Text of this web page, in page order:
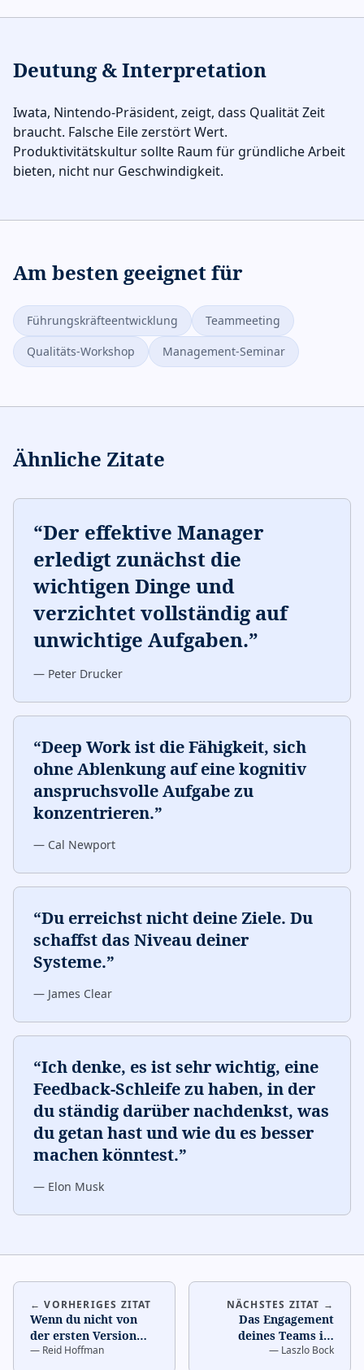
Deutung & Interpretation
Iwata, Nintendo-Präsident, zeigt, dass Qualität Zeit
braucht. Falsche Eile zerstört Wert.
Produktivitätskultur sollte Raum für gründliche Arbeit
bieten, nicht nur Geschwindigkeit.
Am besten geeignet für
Führungskräfteentwicklung
Teammeeting
Qualitäts-Workshop
Management-Seminar
Ähnliche Zitate
“Der effektive Manager
erledigt zunächst die
wichtigen Dinge und
verzichtet vollständig auf
unwichtige Aufgaben.”
— Peter Drucker
“Deep Work ist die Fähigkeit, sich
ohne Ablenkung auf eine kognitiv
anspruchsvolle Aufgabe zu
konzentrieren.”
— Cal Newport
“Du erreichst nicht deine Ziele. Du
schaffst das Niveau deiner
Systeme.”
— James Clear
“Ich denke, es ist sehr wichtig, eine
Feedback-Schleife zu haben, in der
du ständig darüber nachdenkst, was
du getan hast und wie du es besser
machen könntest.”
— Elon Musk
← VORHERIGES ZITAT
Wenn du nicht von
der ersten Version
deines Produkts
— Reid Hoffman
NÄCHSTES ZITAT →
Das Engagement
deines Teams ist
direkt mit
— Laszlo Bock